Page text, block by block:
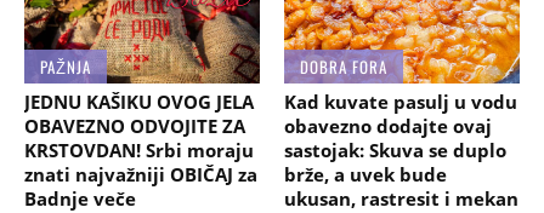
PAŽNJA
JEDNU KAŠIKU OVOG JELA
OBAVEZNO ODVOJITE ZA
KRSTOVDAN! Srbi moraju
znati najvažniji OBIČAJ za
Badnje veče
DOBRA FORA
Kad kuvate pasulj u vodu
obavezno dodajte ovaj
sastojak: Skuva se duplo
brže, a uvek bude
ukusan, rastresit i mekan